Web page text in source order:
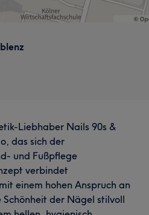
Liebhaber Nails 90s &
das sich der
und Fußpflege
verbindet
einem hohen Anspruch an
der Nägel stilvoll